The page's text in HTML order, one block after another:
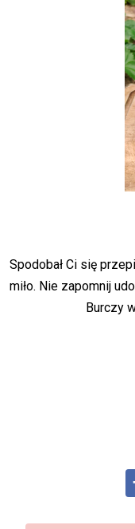
Spodobał Ci się
miło. Nie zapomnij
Burczy